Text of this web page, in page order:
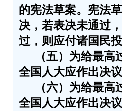
的宪法草案。宪法
决，若表决未通过
过，则应付诸国民
（五）为给最
全国人大应作出决
（六）为给最
全国人大应作出决